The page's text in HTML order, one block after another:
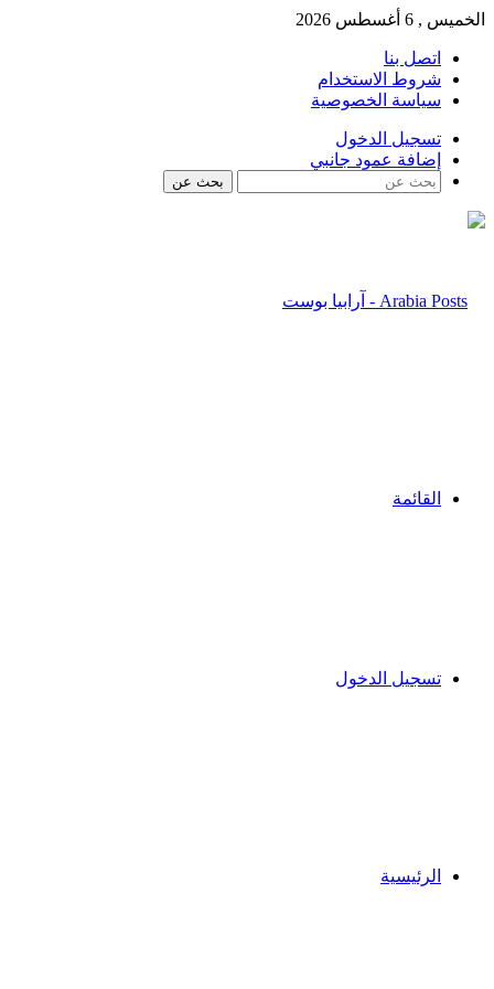
الخميس , 6 أغسطس 2026
اتصل بنا
شروط الاستخدام
سياسة الخصوصية
تسجيل الدخول
إضافة عمود جانبي
بحث عن
القائمة
تسجيل الدخول
الرئيسية